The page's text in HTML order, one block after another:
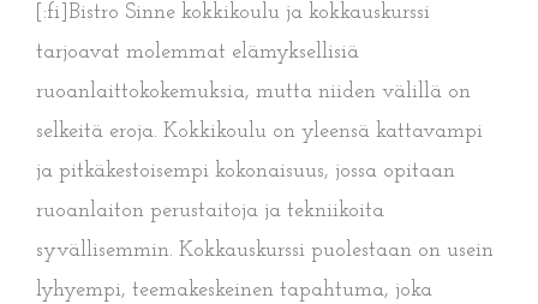
[:fi]Bistro Sinne kokkikoulu ja kokkauskurssi
tarjoavat molemmat elämyksellisiä
ruoanlaittokokemuksia, mutta niiden välillä on
selkeitä eroja. Kokkikoulu on yleensä kattavampi
ja pitkäkestoisempi kokonaisuus, jossa opitaan
ruoanlaiton perustaitoja ja tekniikoita
syvällisemmin. Kokkauskurssi puolestaan on usein
lyhyempi, teemakeskeinen tapahtuma, joka